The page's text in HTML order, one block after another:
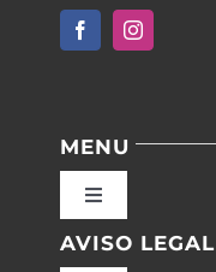
MENU
Toggle
Inicio
AVISO LEGAL